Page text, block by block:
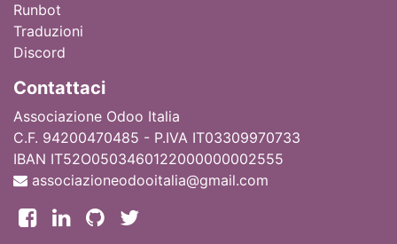
Runbot
Traduzioni
Discord
Contattaci
Associazione Odoo Italia
C.F. 94200470485 - P.IVA IT03309970733
IBAN IT52O0503460122000000002555
associazioneodooitalia@gmail.com